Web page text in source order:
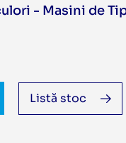
- Masini de
Listă stoc